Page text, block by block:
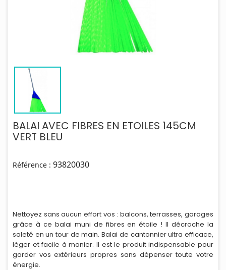
BALAI AVEC FIBRES EN ETOILES 145CM
VERT BLEU
Référence : 93820030
Nettoyez sans aucun effort vos : balcons, terrasses, garages
grâce à ce balai muni de fibres en étoile ! Il décroche la
saleté en un tour de main. Balai de cantonnier ultra efficace,
léger et facile à manier. Il est le produit indispensable pour
garder vos extérieurs propres sans dépenser toute votre
énergie.